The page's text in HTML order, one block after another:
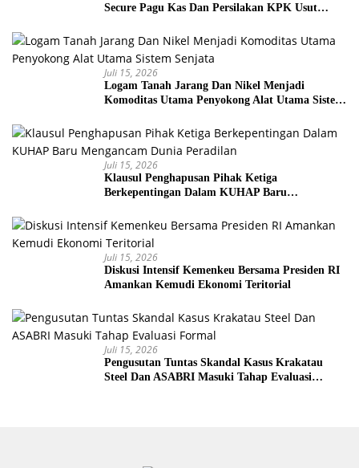
Secure Pagu Kas Dan Persilakan KPK Usut
Juli 15, 2026
Logam Tanah Jarang Dan Nikel Menjadi
Komoditas Utama Penyokong Alat Utama Sistem
Juli 15, 2026
Klausul Penghapusan Pihak Ketiga
Berkepentingan Dalam KUHAP Baru
Juli 15, 2026
Diskusi Intensif Kemenkeu Bersama Presiden RI
Amankan Kemudi Ekonomi Teritorial
Juli 15, 2026
Pengusutan Tuntas Skandal Kasus Krakatau
Steel Dan ASABRI Masuki Tahap Evaluasi